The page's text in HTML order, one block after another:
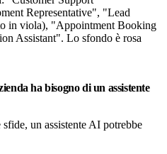
ha bisogno di un assistente
un assistente AI potrebbe